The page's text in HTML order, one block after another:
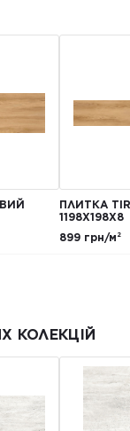
ПЛИТКА
1198Х198X8
899 грн/м²
КОЛЕКЦІЙ